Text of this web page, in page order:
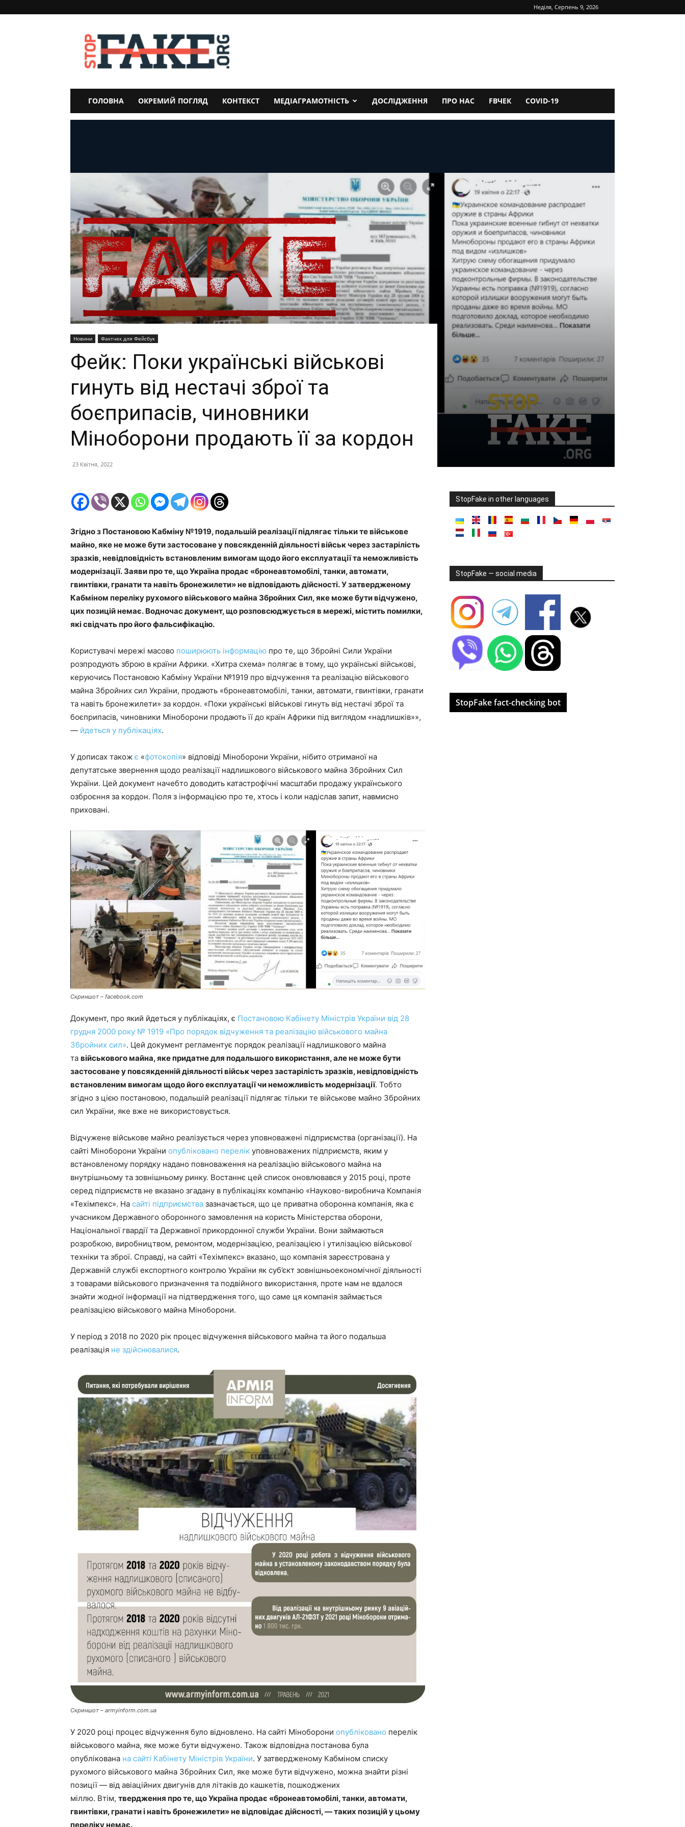
Неділя, Серпень 9, 2026
StopFake
ГОЛОВНА ОКРЕМИЙ ПОГЛЯД КОНТЕКСТ МЕДІАГРАМОТНІСТЬ ДОСЛІДЖЕННЯ ПРО НАС FBЧЕК COVID-19
Новини Фактчек для Фейсбук
Фейк: Поки українські військові
гинуть від нестачі зброї та
боєприпасів, чиновники
Міноборони продають її за кордон
23 Квітня, 2022
Згідно з Постановою Кабміну №1919, подальшій реалізації підлягає тільки те військове
майно, яке не може бути застосоване у повсякденній діяльності військ через застарілість
зразків, невідповідність встановленим вимогам щодо його експлуатації та неможливість
модернізації. Заяви про те, що Україна продає «бронеавтомобілі, танки, автомати,
гвинтівки, гранати та навіть бронежилети» не відповідають дійсності. У затвердженому
Кабміном переліку рухомого військового майна Збройних Сил, яке може бути відчужено,
цих позицій немає. Водночас документ, що розповсюджується в мережі, містить помилки,
які свідчать про його фальсифікацію.
Користувачі мережі масово поширюють інформацію про те, що Збройні Сили України
розпродують зброю в країни Африки. «Хитра схема» полягає в тому, що українські військові,
керуючись Постановою Кабміну України №1919 про відчуження та реалізацію військового
майна Збройних сил України, продають «бронеавтомобілі, танки, автомати, гвинтівки, гранати
та навіть бронежилети» за кордон. «Поки українські військові гинуть від нестачі зброї та
боєприпасів, чиновники Міноборони продають її до країн Африки під виглядом «надлишків»»,
— йдеться у публікаціях.
У дописах також є «фотокопія» відповіді Міноборони України, нібито отриманої на
депутатське звернення щодо реалізації надлишкового військового майна Збройних Сил
України. Цей документ начебто доводить катастрофічні масштаби продажу українського
озброєння за кордон. Поля з інформацією про те, хтось і коли надіслав запит, навмисно
приховані.
Скриншот – facebook.com
Документ, про який йдеться у публікаціях, є Постановою Кабінету Міністрів України від 28
грудня 2000 року № 1919 «Про порядок відчуження та реалізацію військового майна
Збройних сил». Цей документ регламентує порядок реалізації надлишкового майна
та військового майна, яке придатне для подальшого використання, але не може бути
застосоване у повсякденній діяльності військ через застарілість зразків, невідповідність
встановленим вимогам щодо його експлуатації чи неможливість модернізації. Тобто
згідно з цією постановою, подальшій реалізації підлягає тільки те військове майно Збройних
сил України, яке вже не використовується.
Відчужене військове майно реалізується через уповноважені підприємства (організації). На
сайті Міноборони України опубліковано перелік уповноважених підприємств, яким у
встановленому порядку надано повноваження на реалізацію військового майна на
внутрішньому та зовнішньому ринку. Востаннє цей список оновлювався у 2015 році, проте
серед підприємств не вказано згадану в публікаціях компанію «Науково-виробнича Компанія
«Техімпекс». На сайті підприємства зазначається, що це приватна оборонна компанія, яка є
учасником Державного оборонного замовлення на користь Міністерства оборони,
Національної гвардії та Державної прикордонної служби України. Вони займаються
розробкою, виробництвом, ремонтом, модернізацією, реалізацією і утилізацією військової
техніки та зброї. Справді, на сайті «Техімпекс» вказано, що компанія зареєстрована у
Державній службі експортного контролю України як суб’єкт зовнішньоекономічної діяльності
з товарами військового призначення та подвійного використання, проте нам не вдалося
знайти жодної інформації на підтвердження того, що саме ця компанія займається
реалізацією військового майна Міноборони.
У період з 2018 по 2020 рік процес відчуження військового майна та його подальша
реалізація не здійснювалися.
Скриншот – armyinform.com.ua
У 2020 році процес відчуження було відновлено. На сайті Міноборони опубліковано перелік
військового майна, яке може бути відчужено. Також відповідна постанова була
опублікована на сайті Кабінету Міністрів України. У затвердженому Кабміном списку
рухомого військового майна Збройних Сил, яке може бути відчужено, можна знайти різні
позиції — від авіаційних двигунів для літаків до кашкетів, пошкоджених
міллю. Втім, твердження про те, що Україна продає «бронеавтомобілі, танки, автомати,
гвинтівки, гранати і навіть бронежилети» не відповідає дійсності, — таких позицій у цьому
переліку немає.
StopFake in other languages
StopFake — social media
StopFake fact-checking bot